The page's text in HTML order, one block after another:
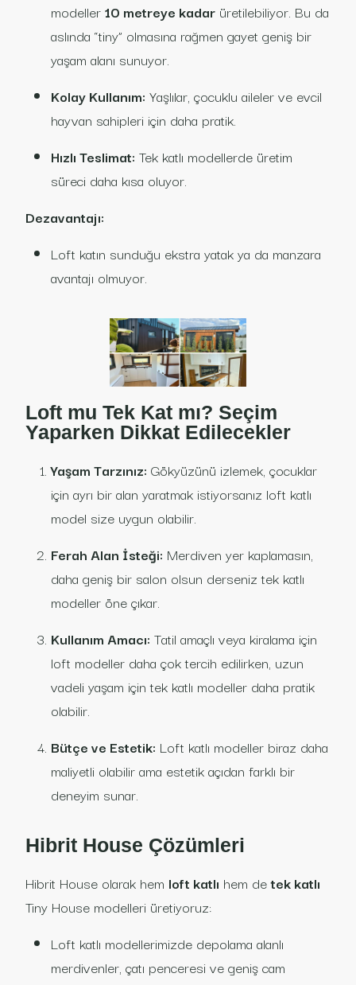
modeller10 metreye kadar üretilebiliyor. Bu da
aslında “tiny” olmasına rağmen gayet geniş bir
yaşam alanı sunuyor.
Kolay Kullanım: Yaşlılar, çocuklu aileler ve evcil
hayvan sahipleri için daha pratik.
Hızlı Teslimat: Tek katlı modellerde üretim
süreci daha kısa oluyor.
Dezavantajı:
Loft katın sunduğu ekstra yatak ya da manzara
avantajı olmuyor.
Loft mu Tek Kat mı? Seçim
Yaparken Dikkat Edilecekler
Yaşam Tarzınız: Gökyüzünü izlemek, çocuklar
için ayrı bir alan yaratmak istiyorsanız loft katlı
model size uygun olabilir.
Ferah Alan İsteği: Merdiven yer kaplamasın,
daha geniş bir salon olsun derseniz tek katlı
modeller öne çıkar.
Kullanım Amacı: Tatil amaçlı veya kiralama için
loft modeller daha çok tercih edilirken, uzun
vadeli yaşam için tek katlı modeller daha pratik
olabilir.
Bütçe ve Estetik: Loft katlı modeller biraz daha
maliyetli olabilir ama estetik açıdan farklı bir
deneyim sunar.
Hibrit House Çözümleri
Hibrit House olarak hem loft katlı hem detek katlı
Tiny House modelleri üretiyoruz:
Loft katlı modellerimizde depolama alanlı
merdivenler, çatı penceresi ve geniş cam